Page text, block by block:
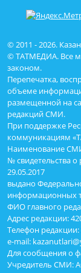
© 2011 - 2026.
© ТАТМЕДИА. Все
законом.
Перепечатка,
объеме
размещенной на
редакций СМИ.
При поддержке
коммуникациям
Наименование
№ свидетельства
29.05.2017
выдано
информационных
ФИО главного
Адрес редакции:
Телефон редакции:
e-mail:
Для сообщения о
Учредитель СМИ: